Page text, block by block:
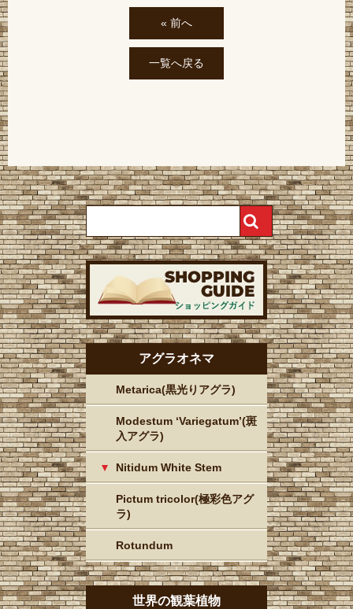
« 前へ
一覧へ戻る
アグラオネマ
Metarica(黒光りアグラ)
Modestum ‘Variegatum’(斑
入アグラ)
Nitidum White Stem
Pictum tricolor(極彩色アグ
ラ)
Rotundum
世界の観葉植物